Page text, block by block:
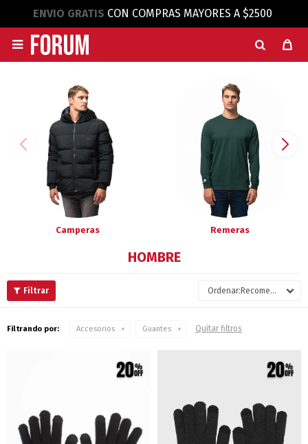
ENVIO GRATIS CON COMPRAS MAYORES A $2500

Camperas Remeras
HOMBRE
Recomendados
Filtrando por: Accesorios Guantes Quitar filtros